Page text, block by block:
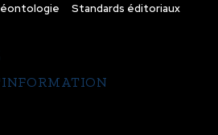
Standards éditoriaux